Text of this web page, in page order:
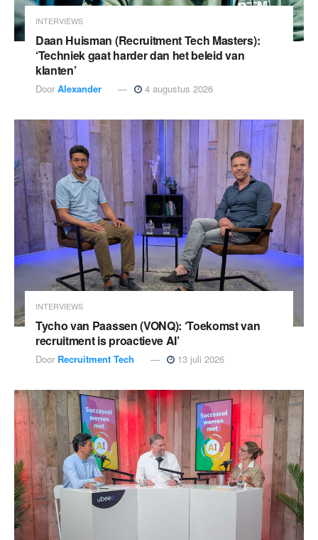
INTERVIEWS
Daan Huisman (Recruitment Tech Masters):
‘Techniek gaat harder dan het beleid van
klanten’
Door Alexander 4 augustus 2026
INTERVIEWS
Tycho van Paassen (VONQ): ‘Toekomst van
recruitment is proactieve AI’
Door Recruitment Tech 13 juli 2026